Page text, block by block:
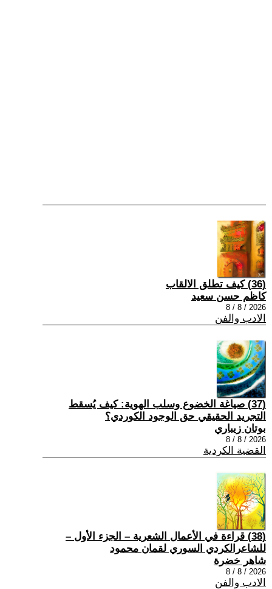
(36) كيف تطلق الالقاب
كاظم حسن سعيد
2026 / 8 / 8
الادب والفن
(37) صياغة الخضوع وسلب الهوية: كيف يُسقط
التجريد الحقيقي حق الوجود الكوردي؟
بوتان زيباري
2026 / 8 / 8
القضية الكردية
(38) قراءة في الأعمال الشعرية – الجزء الأول –
للشاعرالكردي السوري لقمان محمود
شاهر خضرة
2026 / 8 / 8
الادب والفن